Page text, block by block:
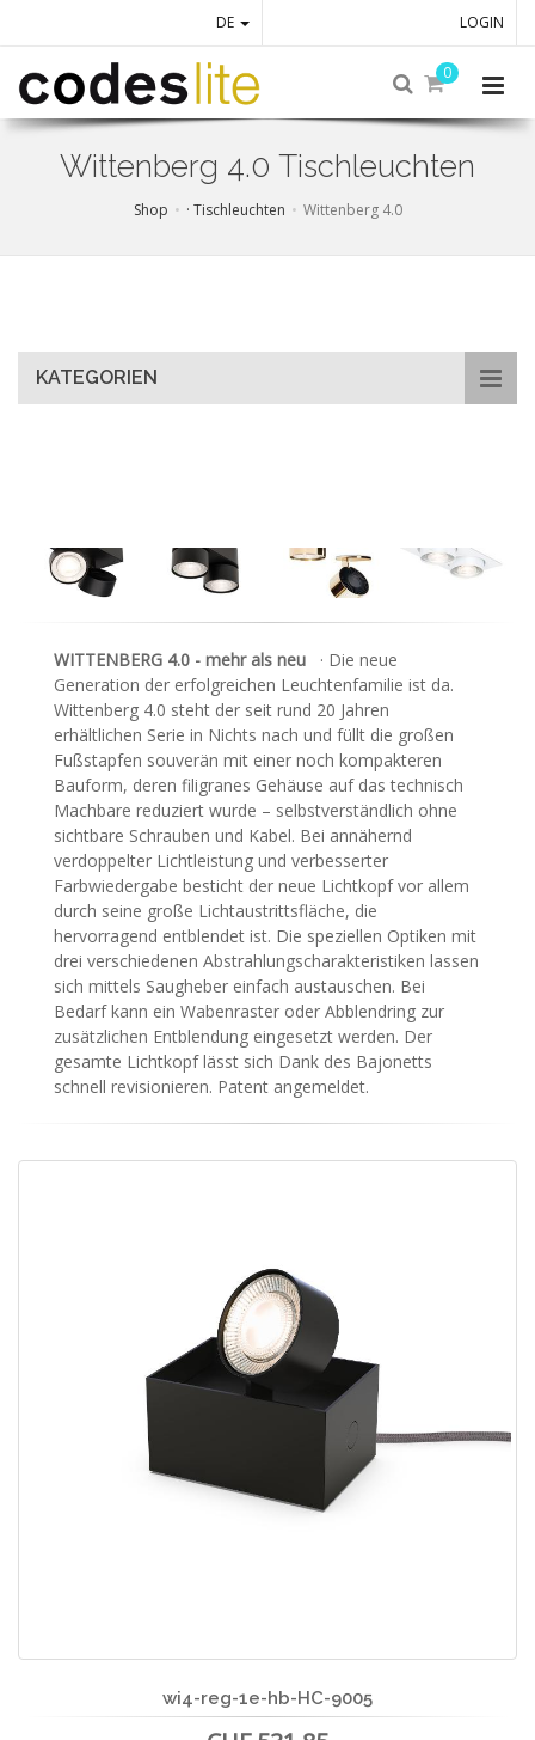
LOGIN
DE
0
Wittenberg 4.0 Tischleuchten
Shop · Tischleuchten Wittenberg 4.0
KATEGORIEN
WITTENBERG 4.0 - mehr als neu
· Die neue
Generation der erfolgreichen Leuchtenfamilie ist da.
Wittenberg 4.0 steht der seit rund 20 Jahren
erhältlichen Serie in Nichts nach und füllt die großen
Fußstapfen souverän mit einer noch kompakteren
Bauform, deren filigranes Gehäuse auf das technisch
Machbare reduziert wurde – selbstverständlich ohne
sichtbare Schrauben und Kabel. Bei annähernd
verdoppelter Lichtleistung und verbesserter
Farbwiedergabe besticht der neue Lichtkopf vor allem
durch seine große Lichtaustrittsfläche, die
hervorragend entblendet ist. Die speziellen Optiken mit
drei verschiedenen Abstrahlungscharakteristiken lassen
sich mittels Saugheber einfach austauschen. Bei
Bedarf kann ein Wabenraster oder Abblendring zur
zusätzlichen Entblendung eingesetzt werden. Der
gesamte Lichtkopf lässt sich Dank des Bajonetts
schnell revisionieren. Patent angemeldet.
wi4-reg-1e-hb-HC-9005